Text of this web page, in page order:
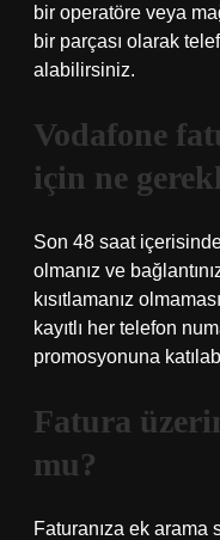
bir operatöre veya
bir parçası olarak
alabilirsiniz.
Vodafone
için ne
Son 48 saat
olmanız ve
kısıtlamanız
kayıtlı her telefon
promosyonuna
Fatura
mu?
Faturanıza ek arama